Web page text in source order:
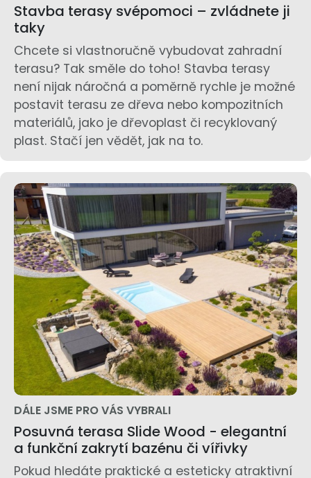
Stavba terasy svépomoci – zvládnete ji
taky
Chcete si vlastnoručně vybudovat zahradní
terasu? Tak směle do toho! Stavba terasy
není nijak náročná a poměrně rychle je možné
postavit terasu ze dřeva nebo kompozitních
materiálů, jako je dřevoplast či recyklovaný
plast. Stačí jen vědět, jak na to.
DÁLE JSME PRO VÁS VYBRALI
Posuvná terasa Slide Wood - elegantní
a funkční zakrytí bazénu či vířivky
Pokud hledáte praktické a esteticky atraktivní